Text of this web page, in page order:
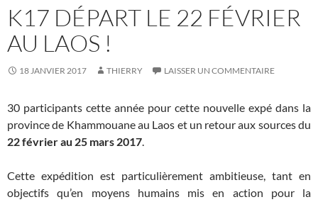
K17 DÉPART LE 22 FÉVRIER
AU LAOS !
18 JANVIER 2017 THIERRY LAISSER UN COMMENTAIRE
30 participants cette année pour cette nouvelle expé dans la
province de Khammouane au Laos et un retour aux sources du
22 février au 25 mars 2017.
Cette expédition est particulièrement ambitieuse, tant en
objectifs qu’en moyens humains mis en action pour la